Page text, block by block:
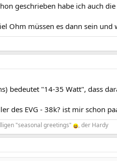
geschrieben habe ich auch
Ohm müssen es dann sein und
bedeutet "14-35 Watt", dass
des EVG - 38k? ist mir schon
"seasonal greetings" , der Hardy